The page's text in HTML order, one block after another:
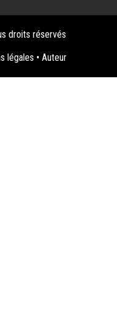
droits réservés
légales • Auteur